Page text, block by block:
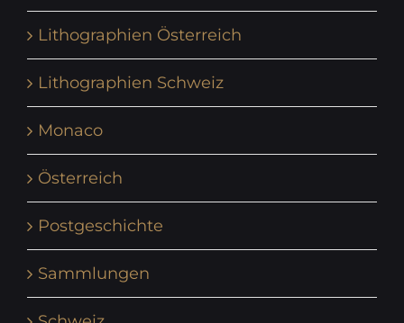
Lithographien Österreich
Lithographien Schweiz
Monaco
Österreich
Postgeschichte
Sammlungen